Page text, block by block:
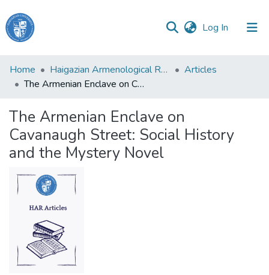
Log In (current)
Haigazian
University
&
Collections
All of DSpace
Home Haigazian Armenological Review
Articles
The Armenian Enclave on Cavanaugh Street: Social History and the Mystery Novel
The Armenian Enclave on
Cavanaugh Street: Social History
and the Mystery Novel